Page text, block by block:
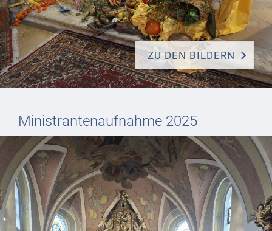
ZU DEN BILDERN
Ministrantenaufnahme 2025